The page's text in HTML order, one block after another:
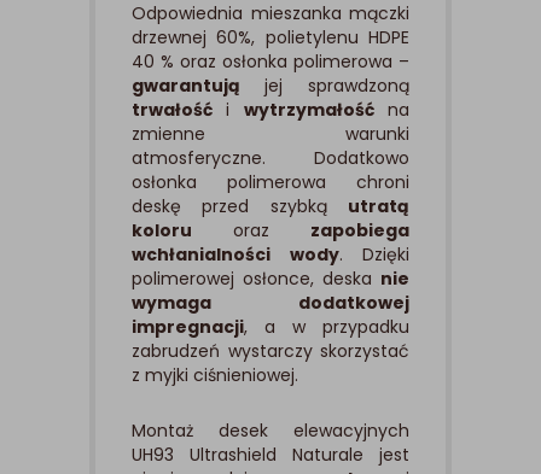
Odpowiednia mieszanka mączki
drzewnej 60%, polietylenu HDPE
40 % oraz osłonka polimerowa –
gwarantują jej sprawdzoną
trwałość i wytrzymałość na
zmienne warunki
atmosferyczne. Dodatkowo
osłonka polimerowa chroni
deskę przed szybką utratą
koloru oraz zapobiega
wchłanialności
wody. Dzięki
polimerowej osłonce, deska nie
wymaga dodatkowej
impregnacji, a w przypadku
zabrudzeń wystarczy skorzystać
z myjki ciśnieniowej.
Montaż desek elewacyjnych
UH93 Ultrashield Naturale jest